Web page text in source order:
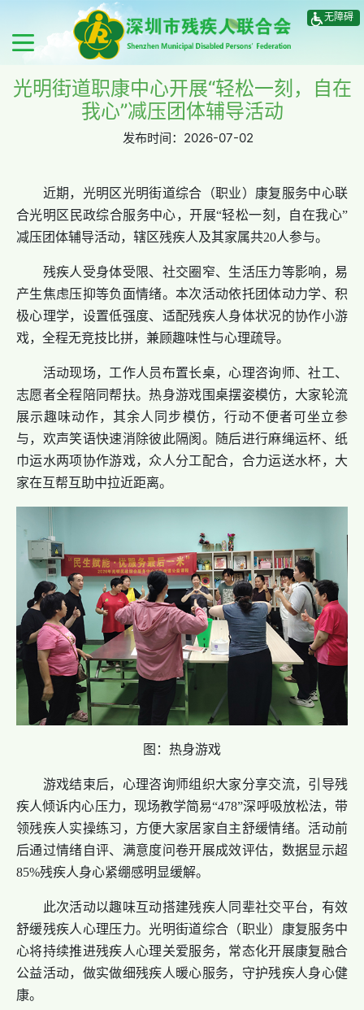
无障碍
光明街道职康中心开展“轻松一刻，自在
我心”减压团体辅导活动
发布时间： 2026-07-02
近期，光明区光明街道综合（职业）康复服务中心联
合光明区民政综合服务中心，开展“轻松一刻，自在我心”
减压团体辅导活动，辖区残疾人及其家属共20人参与。
残疾人受身体受限、社交圈窄、生活压力等影响，易
产生焦虑压抑等负面情绪。本次活动依托团体动力学、积
极心理学，设置低强度、适配残疾人身体状况的协作小游
戏，全程无竞技比拼，兼顾趣味性与心理疏导。
活动现场，工作人员布置长桌，心理咨询师、社工、
志愿者全程陪同帮扶。热身游戏围桌摆姿模仿，大家轮流
展示趣味动作，其余人同步模仿，行动不便者可坐立参
与，欢声笑语快速消除彼此隔阂。随后进行麻绳运杯、纸
巾运水两项协作游戏，众人分工配合，合力运送水杯，大
家在互帮互助中拉近距离。
图：热身游戏
游戏结束后，心理咨询师组织大家分享交流，引导残
疾人倾诉内心压力，现场教学简易“478”深呼吸放松法，带
领残疾人实操练习，方便大家居家自主舒缓情绪。活动前
后通过情绪自评、满意度问卷开展成效评估，数据显示超
85%残疾人身心紧绷感明显缓解。
此次活动以趣味互动搭建残疾人 同辈社交平台，有效
舒缓残疾人 心理压力。光明街道综合（职业）康复服务中
心将持续推进残疾人心理关爱服务，常态化开展康复融合
公益活动，做实做细残疾人 暖心服务，守护残疾人身心健
康。